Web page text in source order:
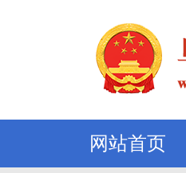
网站首页